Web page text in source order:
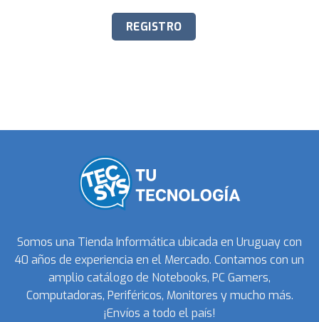
Somos una Tienda Informática ubicada en Uruguay con
40 años de experiencia en el Mercado. Contamos con un
amplio catálogo de Notebooks, PC Gamers,
Computadoras, Periféricos, Monitores y mucho más.
¡Envíos a todo el país!